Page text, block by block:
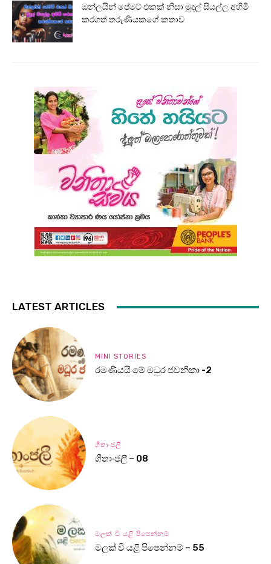
ඔන්ලයින් පේමට් එකක් නිසා මුදල් සියල්ල අහිමි
කරගත් තරුණියකගේ කතාව
LATEST ARTICLES
MINI STORIES
රමණීයයි මේ මධුර ජවනිකා -2
ගීතාංජලී
ගීතාංජලී – 08
මලක් වී යළි පිපෙන්නම්
මලක් වී යළි පිපෙන්නම් – 55